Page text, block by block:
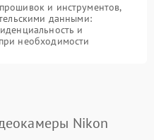
и инструментов,
данными:
и
необходимости
Nikon